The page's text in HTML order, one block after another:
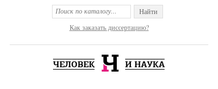
Найти
Как заказать диссертацию?